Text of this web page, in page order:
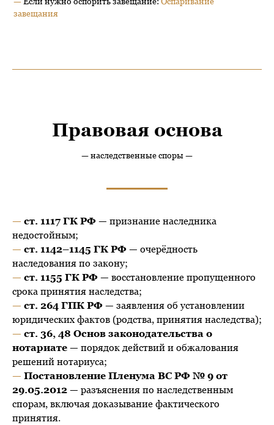
завещания
Правовая основа
— наследственные споры —
— ст. 1117 ГК РФ — признание наследника
недостойным;
— ст. 1142–1145 ГК РФ — очерёдность
наследования по закону;
— ст. 1155 ГК РФ — восстановление пропущенного
срока принятия наследства;
— ст. 264 ГПК РФ — заявления об установлении
юридических фактов (родства, принятия наследства);
— ст. 36, 48 Основ законодательства о
нотариате — порядок действий и обжалования
решений нотариуса;
— Постановление Пленума ВС РФ № 9 от
29.05.2012 — разъяснения по наследственным
спорам, включая доказывание фактического
принятия.
Гурин